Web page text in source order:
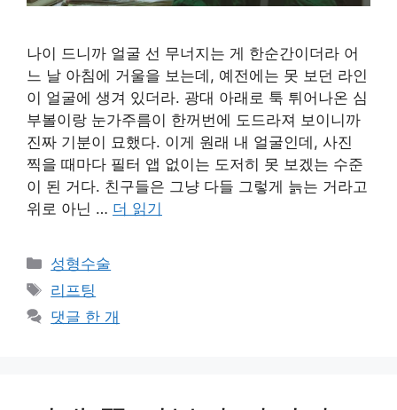
나이 드니까 얼굴 선 무너지는 게 한순간이더라 어
느 날 아침에 거울을 보는데, 예전에는 못 보던 라인
이 얼굴에 생겨 있더라. 광대 아래로 툭 튀어나온 심
부볼이랑 눈가주름이 한꺼번에 도드라져 보이니까
진짜 기분이 묘했다. 이게 원래 내 얼굴인데, 사진
찍을 때마다 필터 앱 없이는 도저히 못 보겠는 수준
이 된 거다. 친구들은 그냥 다들 그렇게 늙는 거라고
위로 아닌 … 더 읽기
카
테
고
리
성형수술
태
그
리프팅
댓글 한 개